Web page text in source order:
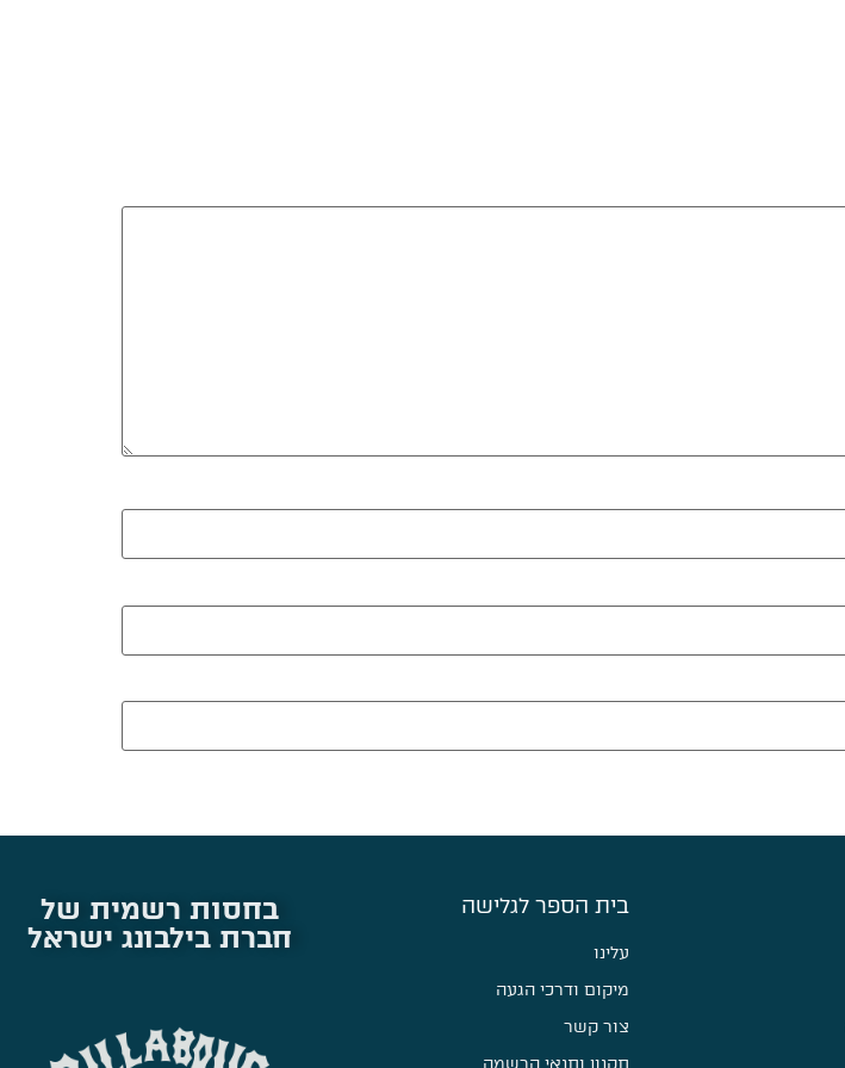
בית הספר לגלישה
עלינו
מיקום ודרכי הגעה
צור קשר
תקנון ותנאי הרשמה
בחסות רשמית של
חברת בילבונג ישראל